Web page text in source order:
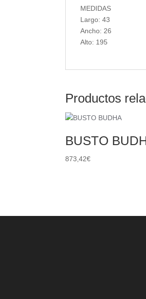
MEDIDAS
Largo: 43
Ancho: 26
Alto: 195
Productos
BUSTO
873,42€